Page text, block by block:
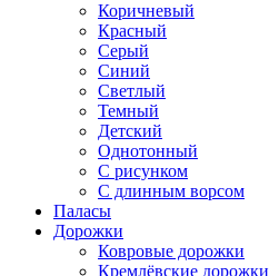
Коричневый
Красный
Серый
Синий
Светлый
Темный
Детский
Однотонный
С рисунком
С длинным ворсом
Паласы
Дорожки
Ковровые дорожки
Кремлёвские дорожки